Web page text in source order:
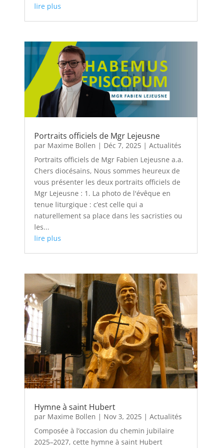
lire plus
Portraits officiels de Mgr Lejeusne
par Maxime Bollen | Déc 7, 2025 |Actualités
Portraits officiels de Mgr Fabien Lejeusne a.a.
Chers diocésains, Nous sommes heureux de
vous présenter les deux portraits officiels de
Mgr Lejeusne : 1. La photo de l'évêque en
tenue liturgique : c’est celle qui a
naturellement sa place dans les sacristies ou
les...
lire plus
Hymne à saint Hubert
par Maxime Bollen | Nov 3, 2025 |Actualités
Composée à l’occasion du chemin jubilaire
2025–2027, cette hymne à saint Hubert